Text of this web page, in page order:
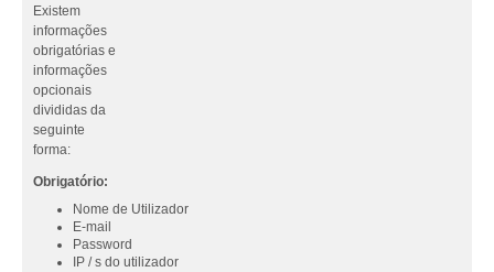
Existem
informações
obrigatórias e
informações
opcionais
divididas da
seguinte
forma:
Obrigatório:
Nome de Utilizador
E-mail
Password
IP / s do utilizador